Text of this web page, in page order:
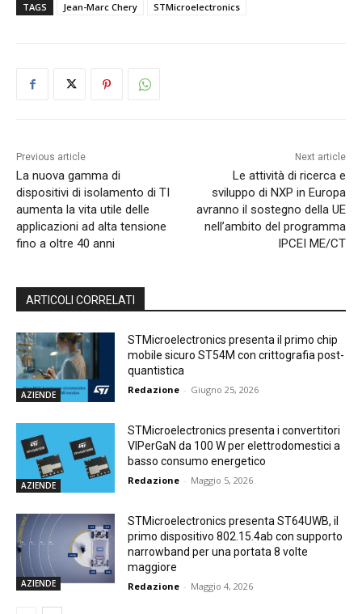
TAGS Jean-Marc Chery STMicroelectronics
Previous article
La nuova gamma di
dispositivi di isolamento di TI
aumenta la vita utile delle
applicazioni ad alta tensione
fino a oltre 40 anni
Next article
Le attività di ricerca e
sviluppo di NXP in Europa
avranno il sostegno della UE
nell’ambito del programma
IPCEI ME/CT
ARTICOLI CORRELATI
AZIENDE
STMicroelectronics presenta il primo chip
mobile sicuro ST54M con crittografia post-
quantistica
Redazione - Giugno 25, 2026
AZIENDE
STMicroelectronics presenta i convertitori
VIPerGaN da 100 W per elettrodomestici a
basso consumo energetico
Redazione - Maggio 5, 2026
AZIENDE
STMicroelectronics presenta ST64UWB, il
primo dispositivo 802.15.4ab con supporto
narrowband per una portata 8 volte
maggiore
Redazione - Maggio 4, 2026